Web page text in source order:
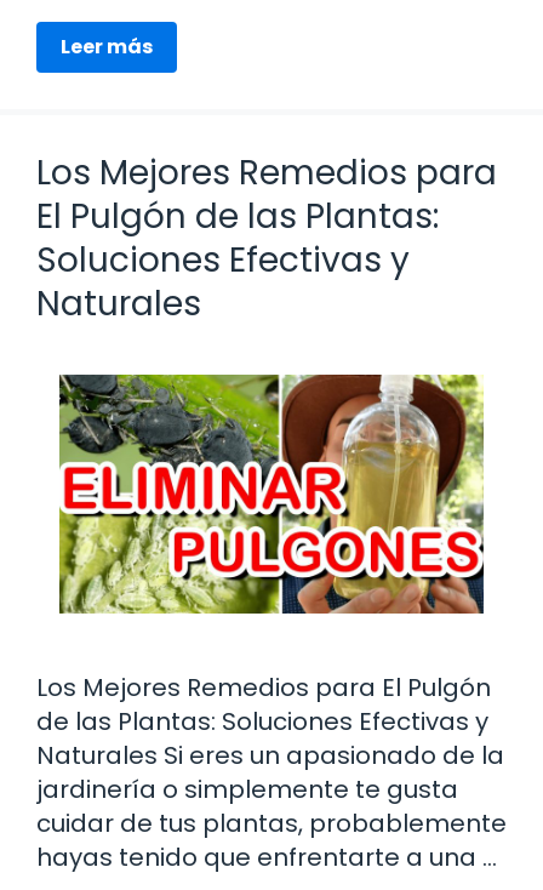
Leer más
Los Mejores Remedios para
El Pulgón de las Plantas:
Soluciones Efectivas y
Naturales
Los Mejores Remedios para El Pulgón
de las Plantas: Soluciones Efectivas y
Naturales Si eres un apasionado de la
jardinería o simplemente te gusta
cuidar de tus plantas, probablemente
hayas tenido que enfrentarte a una …